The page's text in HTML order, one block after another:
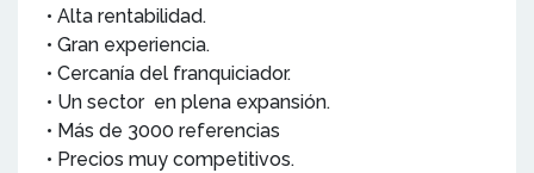
• Alta rentabilidad.
• Gran experiencia.
• Cercanía del franquiciador.
• Un sector en plena expansión.
• Más de 3000 referencias
• Precios muy competitivos.